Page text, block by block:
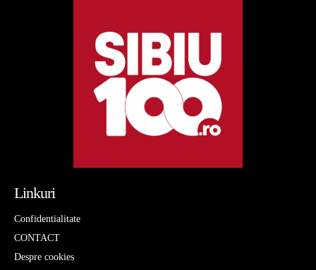
Linkuri
Confidentialitate
CONTACT
Despre cookies